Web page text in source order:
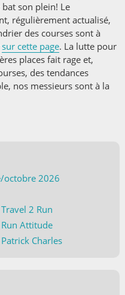
bat son plein! Le
régulièrement actualisé,
des courses sont à
sur cette page. La lutte pour
places fait rage et,
des tendances
nos messieurs sont à la
octobre 2026
2 Run
Attitude
Charles